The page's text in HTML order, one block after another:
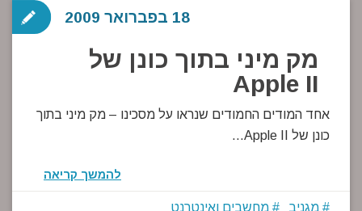
מק מיני בתוך כונן של
Apple II
אחד המודים החמודים שנראו על מסכינו – מק מיני בתוך
כונן של Apple II…
להמשך קריאה
18 בפברואר 2009
מגניב מחשבים ואינטרנט